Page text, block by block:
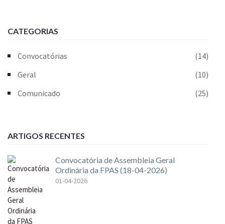
CATEGORIAS
Convocatórias
(14)
Geral
(10)
Comunicado
(25)
ARTIGOS RECENTES
Convocatória de Assembleia Geral
Ordinária da FPAS (18-04-2026)
01-04-2026